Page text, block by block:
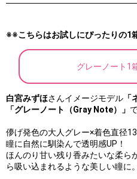
※※こちらはお試しにぴったりの1
グレーノート1
⽩宮みずほさんイメージモデル
「グレーノート（Gray Note）」
儚げ発色の大人グレー×着色直径
瞳に自然に馴染んで透明感UP！
ほんのり甘い残り香みたいな柔ら
ら吸い込まれるような美しい瞳に。